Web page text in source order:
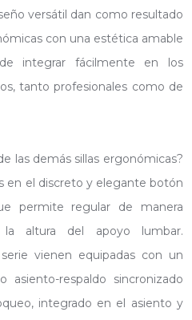
versátil dan como resultado
con una estética amable
integrar fácilmente en los
tanto profesionales como de
las demás sillas ergonómicas?
en el discreto y elegante botón
permite regular de manera
la altura del apoyo lumbar.
vienen equipadas con un
respaldo sincronizado
integrado en el asiento y